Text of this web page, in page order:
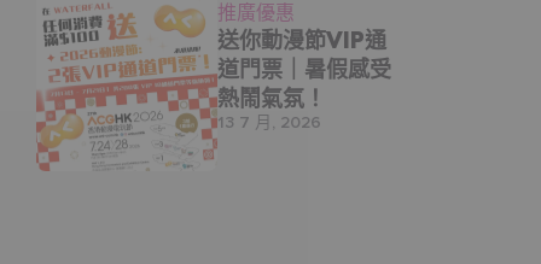
【
8月限定優惠！JOIN THE ONE 會籍・二人同行優
惠！】
二人一起購買 $1,800 THE ONE 運動會籍，即送你10
推廣優惠
送你動漫節VIP通
道門票｜暑假感受
熱鬧氣氛！
13 7 月, 2026